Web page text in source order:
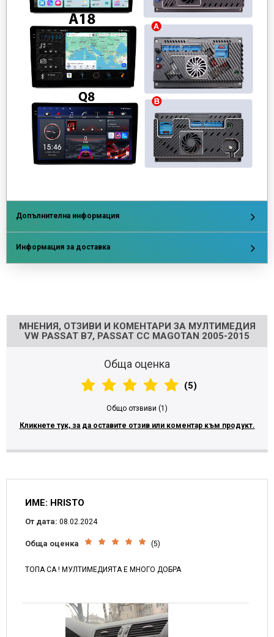
Допълнителна информация
Информация за доставка
МНЕНИЯ, ОТЗИВИ И КОМЕНТАРИ ЗА МУЛТИМЕДИЯ
VW PASSAT B7, PASSAT CC MAGOTAN 2005-2015
Обща оценка
(5)
Общо отзвиви (1)
Кликнете тук, за да оставите отзив или коментар към продукт.
ИМЕ: HRISTO
От дата: 08.02.2024
Обща оценка (5)
ТОПА СА ! МУЛТИМЕДИЯТА Е МНОГО ДОБРА